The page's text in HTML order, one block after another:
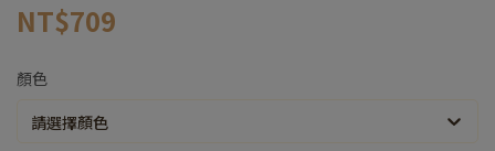
NT$709
顏色
請選擇顏色